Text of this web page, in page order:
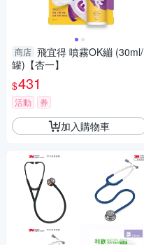
商店 飛宜得 噴霧OK繃 (30ml/
罐)【杏一】
$431
活動 券
加入購物車